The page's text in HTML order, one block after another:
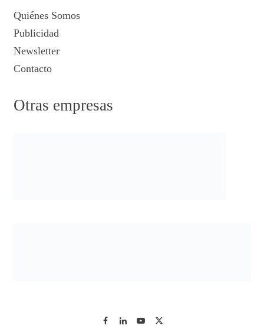
Quiénes Somos
Publicidad
Newsletter
Contacto
Otras empresas